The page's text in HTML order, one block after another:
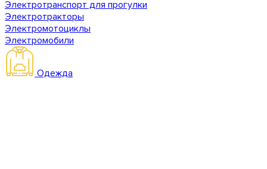
Электротранспорт для прогулки
Электротракторы
Электромотоциклы
Электромобили
Одежда